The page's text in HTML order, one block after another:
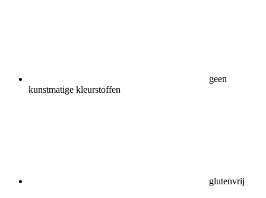
geen
kunstmatige kleurstoffen
glutenvrij